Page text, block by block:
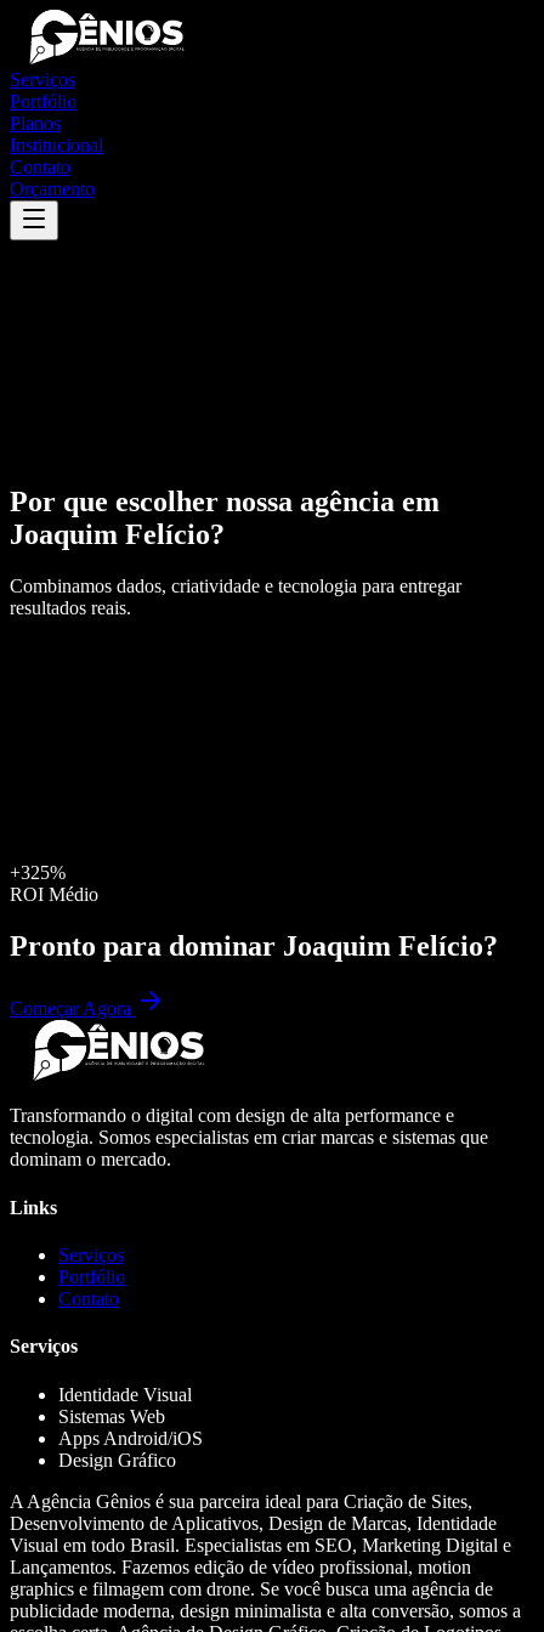
Serviços
Portfólio
Planos
Institucional
Contato
Orçamento
Por que escolher nossa agência em
Joaquim Felício?
Combinamos dados, criatividade e tecnologia para entregar
resultados reais.
+325%
ROI Médio
Pronto para dominar Joaquim Felício?
Começar Agora
Transformando o digital com design de alta performance e
tecnologia. Somos especialistas em criar marcas e sistemas que
dominam o mercado.
Links
Serviços
Portfólio
Contato
Serviços
Identidade Visual
Sistemas Web
Apps Android/iOS
Design Gráfico
A Agência Gênios é sua parceira ideal para Criação de Sites,
Desenvolvimento de Aplicativos, Design de Marcas, Identidade
Visual em todo Brasil. Especialistas em SEO, Marketing Digital e
Lançamentos. Fazemos edição de vídeo profissional, motion
graphics e filmagem com drone. Se você busca uma agência de
publicidade moderna, design minimalista e alta conversão, somos a